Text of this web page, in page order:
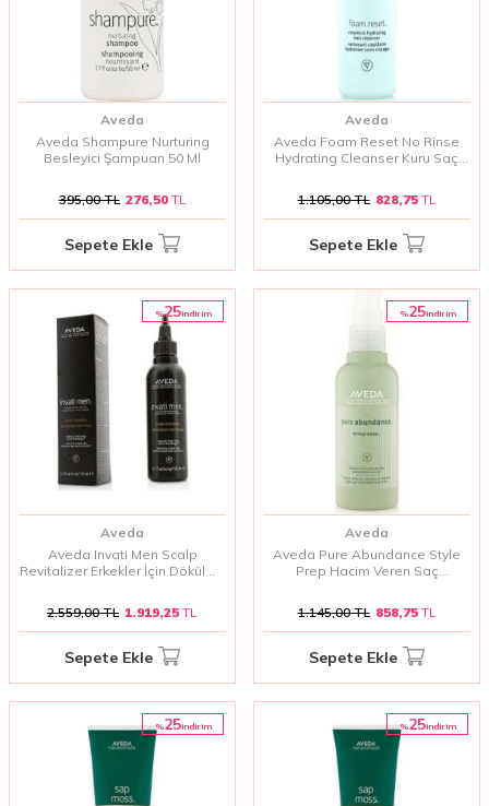
Aveda
Aveda Shampure Nurturing
Besleyici Şampuan 50 Ml
395,00TL 276,50TL
Sepete Ekle
Aveda
Aveda Foam Reset No Rinse
Hydrating Cleanser Kuru Saç
1.105,00TL 828,75TL
Sepete Ekle
%25i̇ndirim
Aveda
Aveda Invati Men Scalp
Revitalizer Erkekler İçin Dökülme
2.559,00TL 1.919,25 TL
Sepete Ekle
%25i̇ndirim
Aveda
Aveda Pure Abundance Style
Prep Hacim Veren Saç
1.145,00TL 858,75TL
Sepete Ekle
%25i̇ndirim %25i̇ndirim